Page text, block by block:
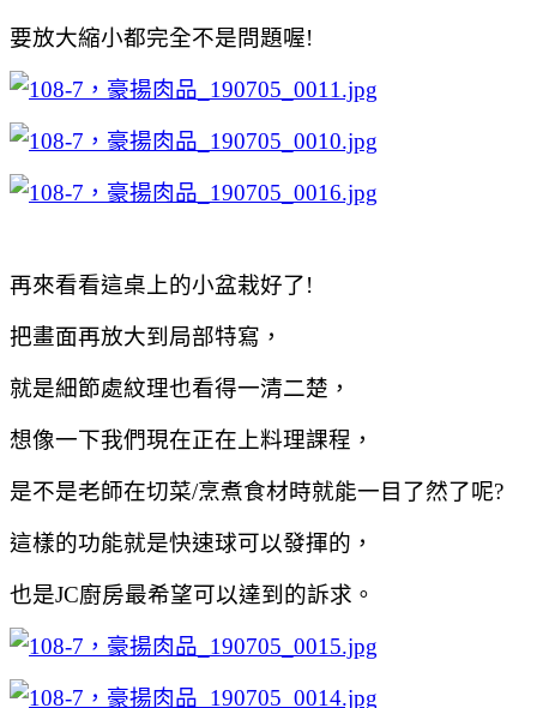
要放大縮小都完全不是問題喔!
再來看看這桌上的小盆栽好了!
把畫面再放大到局部特寫，
就是細節處紋理也看得一清二楚，
想像一下我們現在正在上料理課程，
是不是老師在切菜/烹煮食材時就能一目了然了呢?
這樣的功能就是快速球可以發揮的，
也是JC廚房最希望可以達到的訴求。